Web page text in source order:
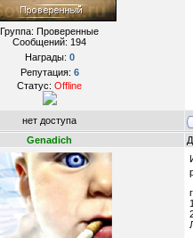
Группа: Проверенные
Сообщений: 194
Награды: 0
Репутация: 6
Статус: Offline
нет доступа
Genadich